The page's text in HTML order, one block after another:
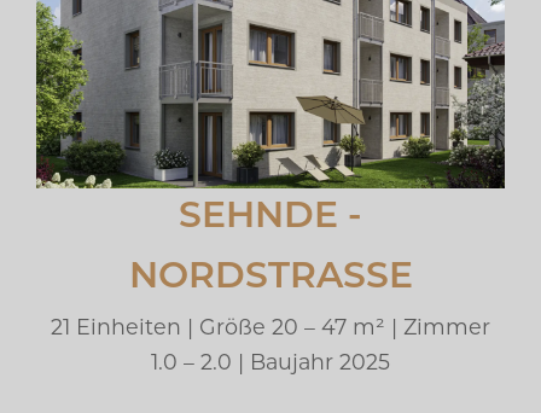
SEHNDE -
NORDSTRASSE
21 Einheiten | Größe 20 – 47 m² | Zimmer
1.0 – 2.0 | Baujahr 2025